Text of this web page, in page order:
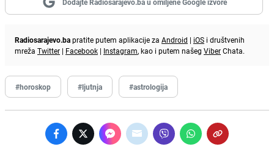
Radiosarajevo.bapratite putem aplikacije za Android | iOS i društvenih
mreža Twitter | Facebook | Instagram, kao i putem našeg ViberChata.
#horoskop #ljutnja #astrologija